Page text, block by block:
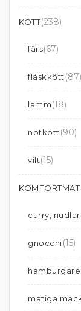
KÖTT(238)
färs(67)
fläskkött (87)
lamm(18)
nötkött (90)
vilt(15)
KOMFORTMAT
curry,
gnocchi(15)
hamburgare
matiga